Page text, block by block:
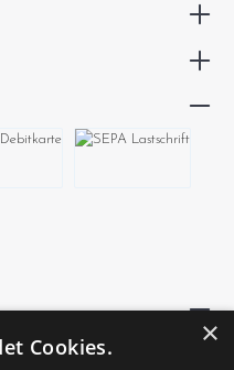
×
Cookies.